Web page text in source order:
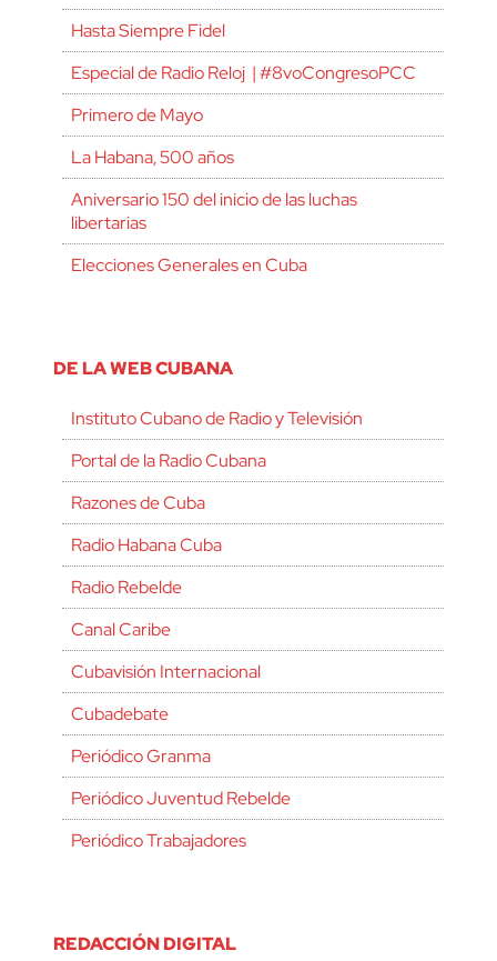
Hasta Siempre Fidel
Especial de Radio Reloj | #8voCongresoPCC
Primero de Mayo
La Habana, 500 años
Aniversario 150 del inicio de las luchas
libertarias
Elecciones Generales en Cuba
DE LA WEB CUBANA
Instituto Cubano de Radio y Televisión
Portal de la Radio Cubana
Razones de Cuba
Radio Habana Cuba
Radio Rebelde
Canal Caribe
Cubavisión Internacional
Cubadebate
Periódico Granma
Periódico Juventud Rebelde
Periódico Trabajadores
REDACCIÓN DIGITAL